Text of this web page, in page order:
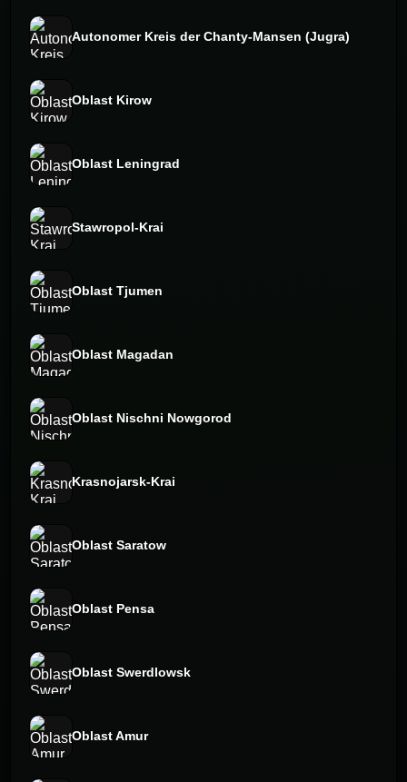
Autonomer Kreis der Chanty-Mansen (Jugra)
Oblast Kirow
Oblast Leningrad
Stawropol-Krai
Oblast Tjumen
Oblast Magadan
Oblast Nischni Nowgorod
Krasnojarsk-Krai
Oblast Saratow
Oblast Pensa
Oblast Swerdlowsk
Oblast Amur